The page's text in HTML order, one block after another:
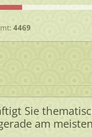
4469
Sie
am